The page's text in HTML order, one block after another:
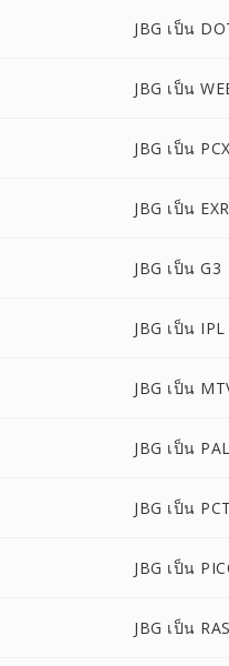
JBG เป็น
JBG เป็น
JBG เป็น PCX
JBG เป็น EXR
JBG เป็น G3
JBG เป็น IPL
JBG เป็น
JBG เป็น
JBG เป็น PCT
JBG เป็น
JBG เป็น RAS